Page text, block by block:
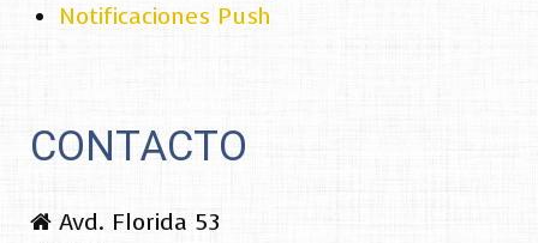
Notificaciones Push
CONTACTO
Avd. Florida 53